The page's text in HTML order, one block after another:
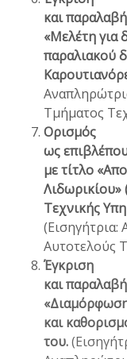
και
«Μελέτη για
παραλιακού
Τμήματος
Ορισμός
ως
με τίτλο
Λιδωρικίου»
Τεχνικής
Αυτοτελούς
Έγκριση
και
και
του.